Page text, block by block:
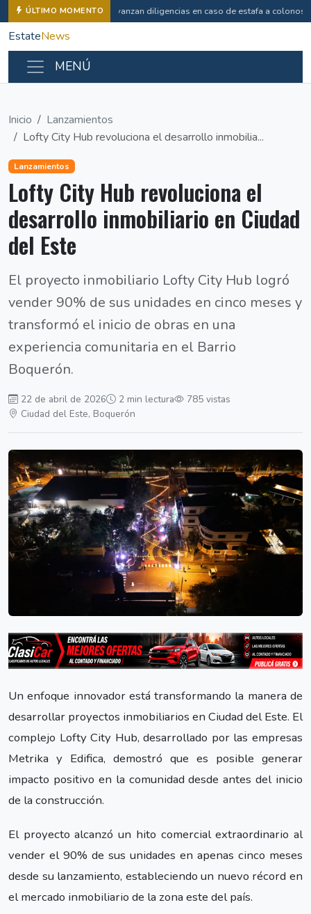
ÚLTIMO MOMENTO Avanzan diligencias en caso de estafa a colonos
EstateNews
MENÚ
Inicio
Lanzamientos
Lofty City Hub revoluciona el desarrollo inmobilia...
Lanzamientos
Lofty City Hub revoluciona el
desarrollo inmobiliario en Ciudad
del Este
El proyecto inmobiliario Lofty City Hub logró
vender 90% de sus unidades en cinco meses y
transformó el inicio de obras en una
experiencia comunitaria en el Barrio
Boquerón.
22 de abril de 2026 2 min lectura
785 vistas
Ciudad del Este, Boquerón
Un enfoque innovador está transformando la manera de
desarrollar proyectos inmobiliarios en Ciudad del Este. El
complejo Lofty City Hub, desarrollado por las empresas
Metrika y Edifica, demostró que es posible generar
impacto positivo en la comunidad desde antes del inicio
de la construcción.
El proyecto alcanzó un hito comercial extraordinario al
vender el 90% de sus unidades en apenas cinco meses
desde su lanzamiento, estableciendo un nuevo récord en
el mercado inmobiliario de la zona este del país.